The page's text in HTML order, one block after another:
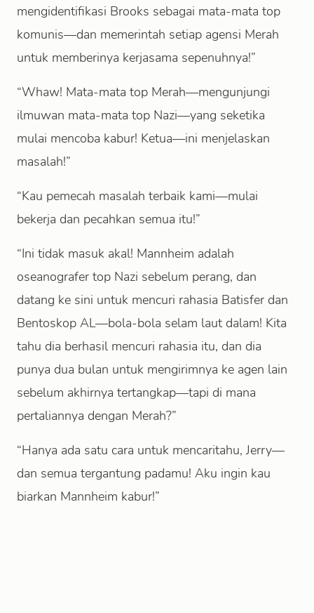
mengidentifikasi Brooks sebagai mata-mata top
komunis—dan memerintah setiap agensi Merah
untuk memberinya kerjasama sepenuhnya!”
“Whaw! Mata-mata top Merah—mengunjungi
ilmuwan mata-mata top Nazi—yang seketika
mulai mencoba kabur! Ketua—ini menjelaskan
masalah!”
“Kau pemecah masalah terbaik kami—mulai
bekerja dan pecahkan semua itu!”
“Ini tidak masuk akal! Mannheim adalah
oseanografer top Nazi sebelum perang, dan
datang ke sini untuk mencuri rahasia Batisfer dan
Bentoskop AL—bola-bola selam laut dalam! Kita
tahu dia berhasil mencuri rahasia itu, dan dia
punya dua bulan untuk mengirimnya ke agen lain
sebelum akhirnya tertangkap—tapi di mana
pertaliannya dengan Merah?”
“Hanya ada satu cara untuk mencaritahu, Jerry—
dan semua tergantung padamu! Aku ingin kau
biarkan Mannheim kabur!”